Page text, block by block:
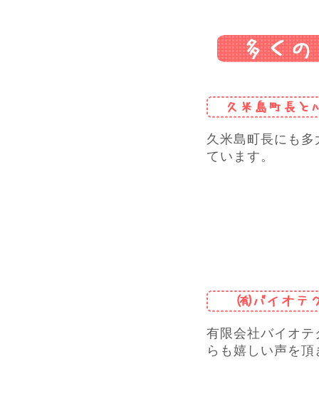
久米島町長にも
ています。
有限会社バイオ
らも嬉しい声を